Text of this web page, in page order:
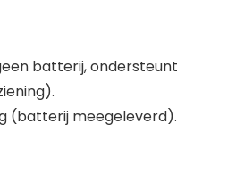
batterij, ondersteunt
(batterij meegeleverd).